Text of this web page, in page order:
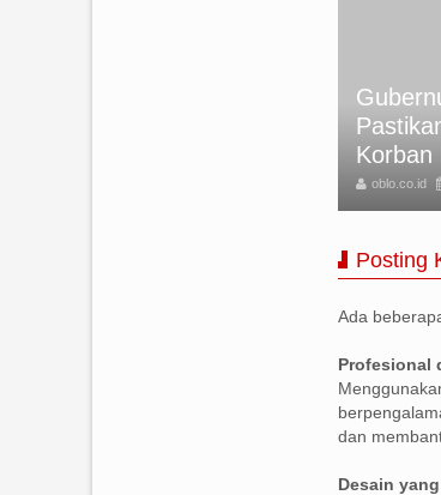
Korban
oblo.co.id
Posting
Ada
Profesional
dan
Desain